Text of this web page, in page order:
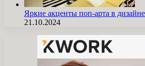
Яркие акценты поп-арта в
21.10.2024